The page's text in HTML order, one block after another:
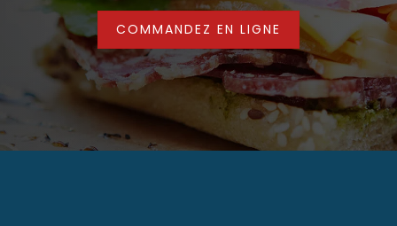
COMMANDEZ EN LIGNE